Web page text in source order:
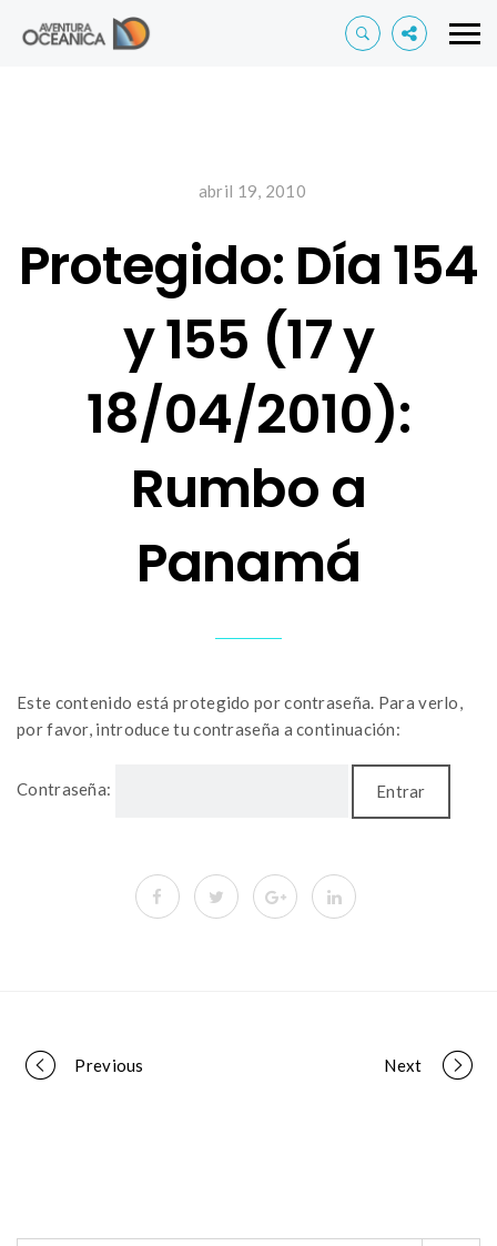
abril 19, 2010
Protegido: Día 154
y 155 (17 y
18/04/2010):
Rumbo a
Panamá
Este contenido está protegido por contraseña. Para verlo,
por favor, introduce tu contraseña a continuación:
Contraseña:
Portfolio
Previous Next